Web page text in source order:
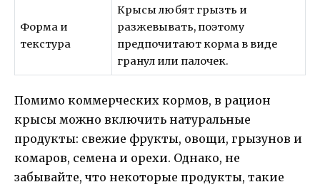
Форма и
текстура
Крысы любят грызть и
разжевывать, поэтому
предпочитают корма в виде
гранул или палочек.
Помимо коммерческих кормов, в рацион
крысы можно включить натуральные
продукты: свежие фрукты, овощи, грызунов и
комаров, семена и орехи. Однако, не
забывайте, что некоторые продукты, такие